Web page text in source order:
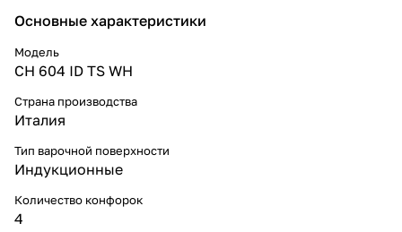
Основные характеристики
Модель
CH 604 ID TS WH
Страна производства
Италия
Тип варочной поверхности
Индукционные
Количество конфорок
4